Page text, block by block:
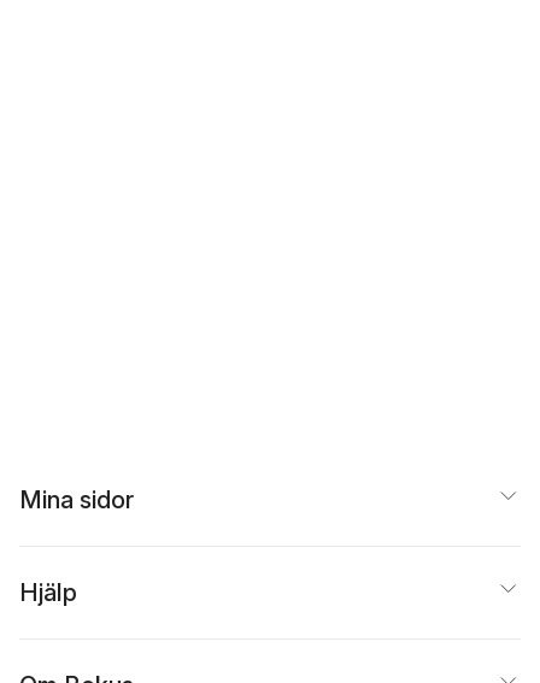
Mina sidor
Hjälp